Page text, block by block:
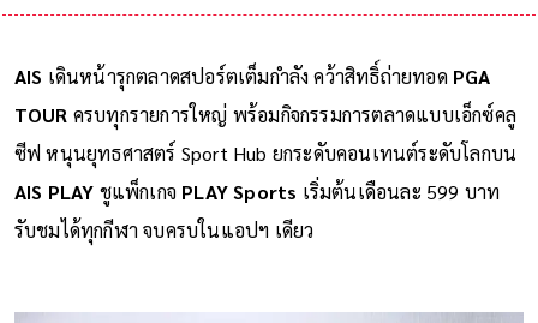
AIS เดินหน้ารุกตลาดสปอร์ตเต็มกำลัง คว้าสิทธิ์ถ่ายทอด PGA
TOUR ครบทุกรายการใหญ่ พร้อมกิจกรรมการตลาดแบบเอ็กซ์คลู
ซีฟ หนุนยุทธศาสตร์ Sport Hub ยกระดับคอนเทนต์ระดับโลกบน
AIS PLAY ชูแพ็กเกจ PLAY Sports เริ่มต้นเดือนละ 599 บาท
รับชมได้ทุกกีฬา จบครบในแอปฯ เดียว